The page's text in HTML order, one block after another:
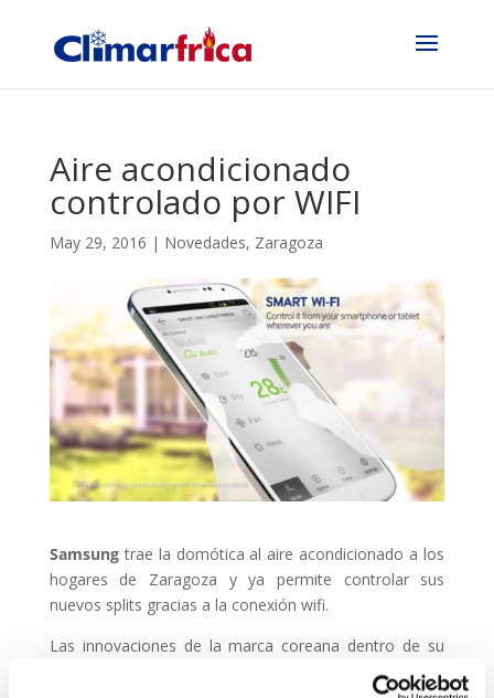
Aire acondicionado
controlado por WIFI
May 29, 2016 | Novedades, Zaragoza
Samsungtrae la domótica al aire acondicionado a los
hogares de Zaragoza y ya permite controlar sus
nuevos splits gracias a la conexión wifi.
Las innovaciones de la marca coreana dentro de su
línea de aire acondicionado y sistemas de climatización